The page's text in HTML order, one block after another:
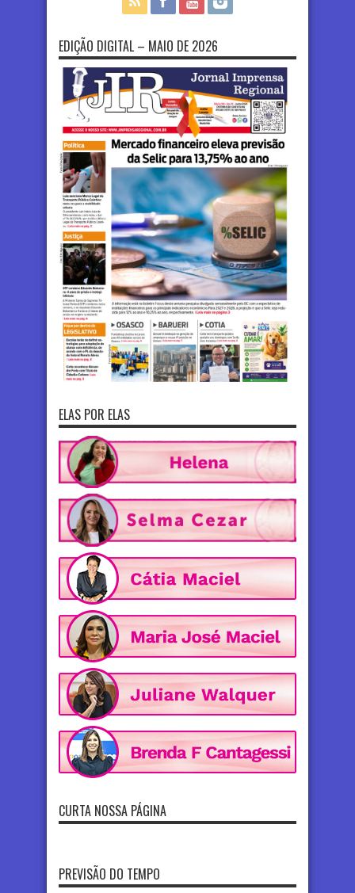
EDIÇÃO DIGITAL – MAIO DE 2026
ELAS POR ELAS
CURTA NOSSA PÁGINA
PREVISÃO DO TEMPO